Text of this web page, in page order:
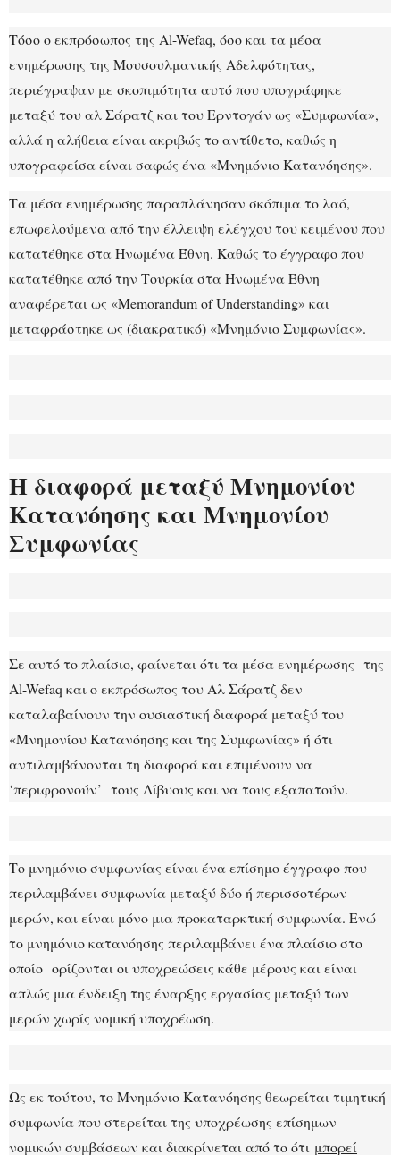
Τόσο ο εκπρόσωπος της Al-Wefaq, όσο και τα μέσα
ενημέρωσης της Μουσουλμανικής Αδελφότητας,
περιέγραψαν με σκοπιμότητα αυτό που υπογράφηκε
μεταξύ του αλ Σάρατζ και του Ερντογάν ως «Συμφωνία»,
αλλά η αλήθεια είναι ακριβώς το αντίθετο, καθώς η
υπογραφείσα είναι σαφώς ένα «Μνημόνιο Κατανόησης».
Τα μέσα ενημέρωσης παραπλάνησαν σκόπιμα το λαό,
επωφελούμενα από την έλλειψη ελέγχου του κειμένου που
κατατέθηκε στα Ηνωμένα Έθνη. Καθώς το έγγραφο που
κατατέθηκε από την Τουρκία στα Ηνωμένα Έθνη
αναφέρεται ως «Memorandum of Understanding» και
μεταφράστηκε ως (διακρατικό) «Μνημόνιο Συμφωνίας».
Η διαφορά μεταξύ Μνημονίου
Κατανόησης και Μνημονίου
Συμφωνίας
Σε αυτό το πλαίσιο, φαίνεται ότι τα μέσα ενημέρωσης της
Al-Wefaq και ο εκπρόσωπος του Αλ Σάρατζ δεν
καταλαβαίνουν την ουσιαστική διαφορά μεταξύ του
«Μνημονίου Κατανόησης και της Συμφωνίας» ή ότι
αντιλαμβάνονται τη διαφορά και επιμένουν να
‘περιφρονούν’ τους Λίβυους και να τους εξαπατούν.
Το μνημόνιο συμφωνίας είναι ένα επίσημο έγγραφο που
περιλαμβάνει συμφωνία μεταξύ δύο ή περισσοτέρων
μερών, και είναι μόνο μια προκαταρκτική συμφωνία. Ενώ
το μνημόνιο κατανόησης περιλαμβάνει ένα πλαίσιο στο
οποίο ορίζονται οι υποχρεώσεις κάθε μέρους και είναι
απλώς μια ένδειξη της έναρξης εργασίας μεταξύ των
μερών χωρίς νομική υποχρέωση.
Ως εκ τούτου, το Μνημόνιο Κατανόησης θεωρείται τιμητική
συμφωνία που στερείται της υποχρέωσης επίσημων
νομικών συμβάσεων και διακρίνεται από το ότι μπορεί